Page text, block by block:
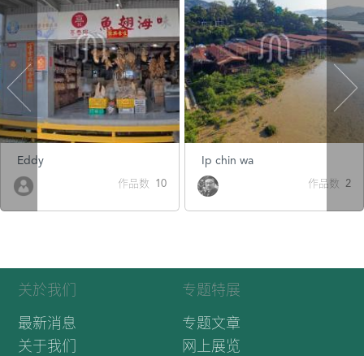
Eddy
作品数 10
Ip chin wa
作品数 2
关於我们
最新消息
关于我们
专题特展
专题文章
网上展览